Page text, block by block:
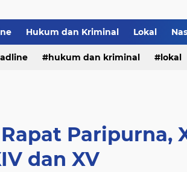
Hukum dan Kriminal Lokal
hukum dan kriminal lokal
Paripurna,
dan XV